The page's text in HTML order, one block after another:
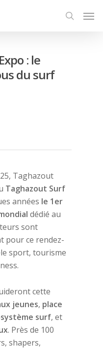
: le
du surf
Taghazout
Taghazout Surf
années le 1er
dédié au
sont
pour ce rendez-
sport, tourisme
cette
jeunes, place
surf, et
. Près de 100
shapers,